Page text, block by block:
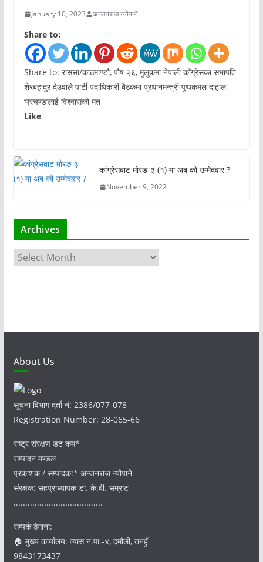
January 10, 2023 अन्जनराज न्यौपाने
Share to:
Share to: रासंसा/काठमाण्डौ, पौष २६, मुलुकमा नेपाली काँग्रेसका सभापति
शेरबहादुर देउवाले पार्टी पदाधिकारी बैठकमा प्रधानमन्त्री पुष्पकमल दाहाल
‘प्रचण्ड’लाई विश्वासको मत
Like
कांग्रेसबाट मोरङ ३ (१) मा अब को उम्मेदवार ?
November 9, 2022
Archives
r
s
About Us
सूचना विभाग दर्ता नं: 2386/077-078
Registration Number: 28-065-66
राष्ट्र संरक्षण डट कम*
सम्पादन मण्डल
प्रकाशक / सम्पादक:* अन्जनराज न्यौपाने
संरक्षक: सहप्राध्यापक डा. के.बी. सम्राट
......................................
सम्पर्क ठेगाना:
🏠 मुख्य कार्यालय: व्यास न.पा.-४, दमौली, तनहुँ
9843173437